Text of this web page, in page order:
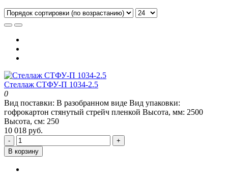
Стеллаж СТФУ-П 1034-2.5
0
Вид поставки: В разобранном виде Вид упаковки:
гофрокартон стянутый стрейч пленкой Высота, мм: 2500
Высота, см: 250
10 018 руб.
-
+
В корзину